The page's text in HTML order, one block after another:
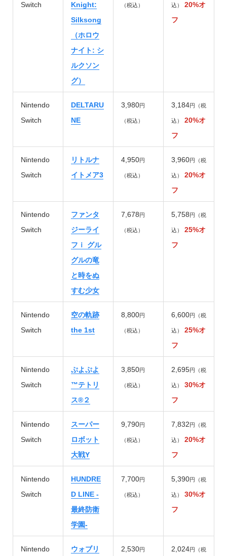
Switch
Knight:
Silksong
（ホロウ
ナイト: シ
ルクソン
グ）
（税込） 込）
20%オ
フ
Nintendo
Switch
DELTARU
NE
3,980円
（税込）
3,184円（税
込）
20%オ
フ
Nintendo
Switch
リトルナ
イトメア3
4,950円
（税込）
3,960円（税
込）
20%オ
フ
Nintendo
Switch
ファンタ
ジーライ
フｉ グル
グルの竜
と時をぬ
すむ少女
7,678円
（税込）
5,758円（税
込）
25%オ
フ
Nintendo
Switch
空の軌跡
the 1st
8,800円
（税込）
6,600円（税
込）
25%オ
フ
Nintendo
Switch
ぷよぷよ
™テトリ
ス®２
3,850円
（税込）
2,695円（税
込）
30%オ
フ
Nintendo
Switch
スーパー
ロボット
大戦Y
9,790円
（税込）
7,832円（税
込）
20%オ
フ
Nintendo
Switch
HUNDRE
D LINE -
最終防衛
学園-
7,700円
（税込）
5,390円（税
込）
30%オ
フ
Nintendo ウォブリ 2,530円 2,024円（税